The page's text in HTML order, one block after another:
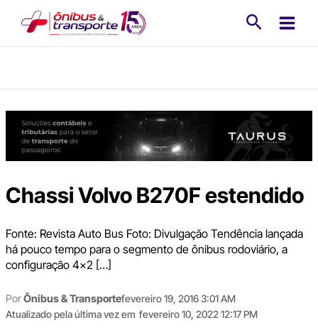
Chassi Volvo B270F estendido
Fonte: Revista Auto Bus Foto: Divulgação Tendência lançada
há pouco tempo para o segmento de ônibus rodoviário, a
configuração 4×2 […]
PorÔnibus & Transportefevereiro 19, 2016 3:01 AM
Atualizado pela última vez em fevereiro 10, 2022 12:17 PM